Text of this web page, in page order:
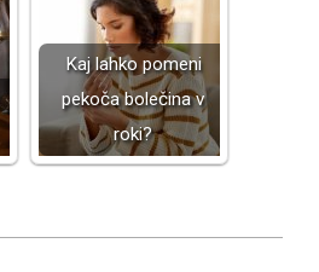
Kaj lahko pomeni
pekoča bolečina v
roki?